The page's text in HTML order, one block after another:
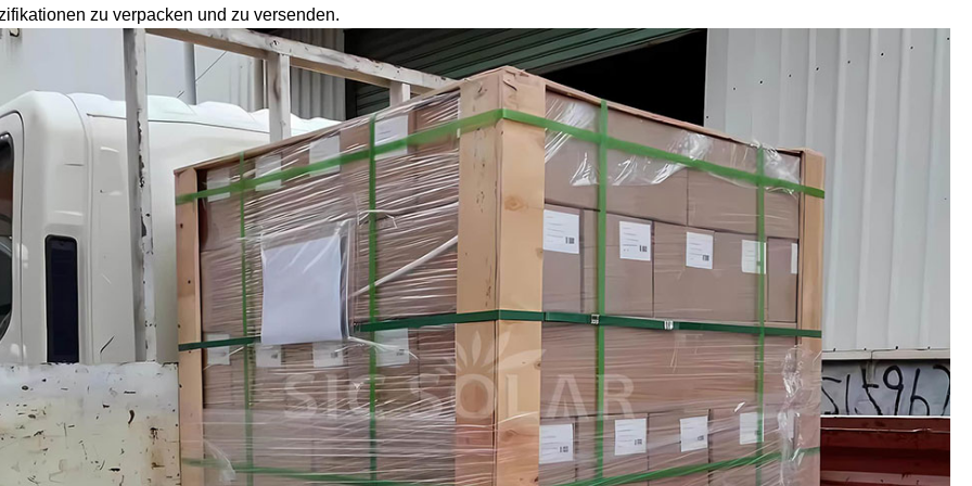
zu verpacken und zu versenden.